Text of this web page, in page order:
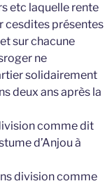
etc laquelle rente
cesdites présentes
sur chacune
ne
solidairement
deux ans après la
comme dit
d’Anjou à
division comme